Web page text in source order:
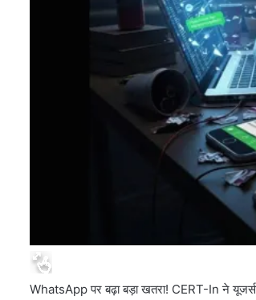
WhatsApp पर बढ़ा बड़ा खतरा! CERT-In ने यूजर्स